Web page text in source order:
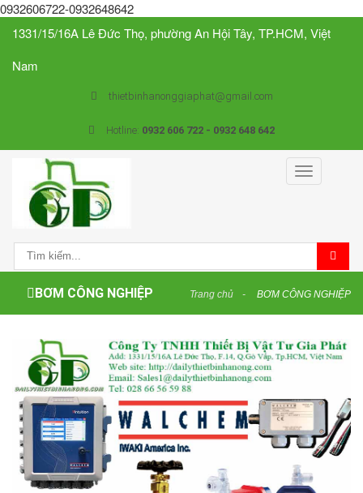
0932606722-0932648642
1331/15/16A Lê Đức Thọ, phường An Hội Tây, TP.HCM, Việt
Nam
thietbinhanonggiaphat@gmail.com
Hotline: 0932 606 722 - 0932 648 642
Toggle
navigation
BƠM CÔNG NGHIỆP Trang chủ BƠM CÔNG NGHIỆP